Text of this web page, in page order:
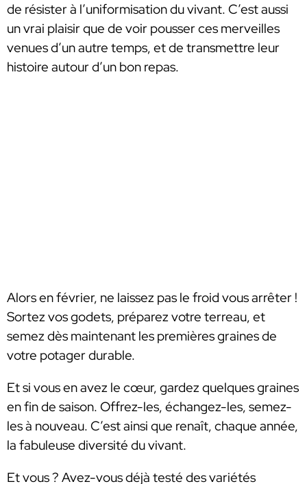
de résister à l’uniformisation du vivant. C’est aussi
un vrai plaisir que de voir pousser ces merveilles
venues d’un autre temps, et de transmettre leur
histoire autour d’un bon repas.
Alors en février, ne laissez pas le froid vous arrêter !
Sortez vos godets, préparez votre terreau, et
semez dès maintenant les premières graines de
votre potager durable.
Et si vous en avez le cœur, gardez quelques graines
en fin de saison. Offrez-les, échangez-les, semez-
les à nouveau. C’est ainsi que renaît, chaque année,
la fabuleuse diversité du vivant.
Et vous ? Avez-vous déjà testé des variétés